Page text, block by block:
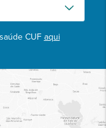
CUF aqui